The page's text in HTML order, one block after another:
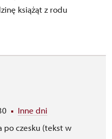
książąt z rodu
Inne dni
po czesku (tekst w